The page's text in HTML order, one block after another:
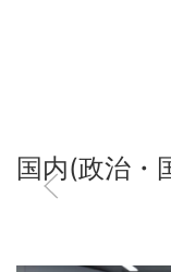
国内(政治・